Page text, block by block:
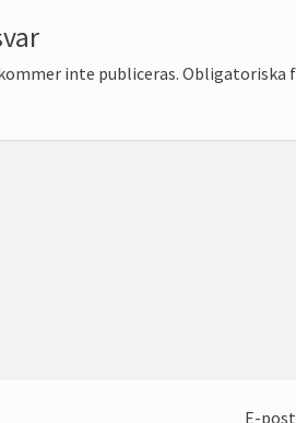
inte publiceras. Obligatoriska
E-